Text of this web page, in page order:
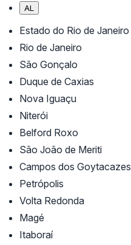
AL
Estado do Rio de Janeiro
Rio de Janeiro
São Gonçalo
Duque de Caxias
Nova Iguaçu
Niterói
Belford Roxo
São João de Meriti
Campos dos Goytacazes
Petrópolis
Volta Redonda
Magé
Itaboraí